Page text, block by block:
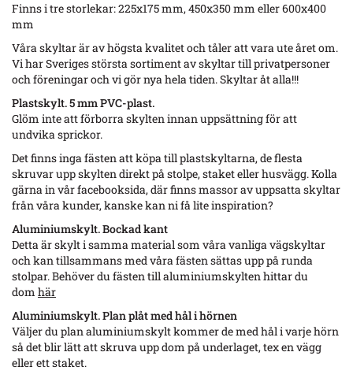
Finns i tre storlekar: 225x175 mm, 450x350 mm eller 600x400
mm
Våra skyltar är av högsta kvalitet och tåler att vara ute året om.
Vi har Sveriges största sortiment av skyltar till privatpersoner
och föreningar och vi gör nya hela tiden. Skyltar åt alla!!!
Plastskylt. 5 mm PVC-plast.
Glöm inte att förborra skylten innan uppsättning för att
undvika sprickor.
Det finns inga fästen att köpa till plastskyltarna, de flesta
skruvar upp skylten direkt på stolpe, staket eller husvägg. Kolla
gärna in vår facebooksida, där finns massor av uppsatta skyltar
från våra kunder, kanske kan ni få lite inspiration?
Aluminiumskylt. Bockad kant
Detta är skylt i samma material som våra vanliga vägskyltar
och kan tillsammans med våra fästen sättas upp på runda
stolpar. Behöver du fästen till aluminiumskylten hittar du
dom här
Aluminiumskylt. Plan plåt med hål i hörnen
Väljer du plan aluminiumskylt kommer de med hål i varje hörn
så det blir lätt att skruva upp dom på underlaget, tex en vägg
eller ett staket.